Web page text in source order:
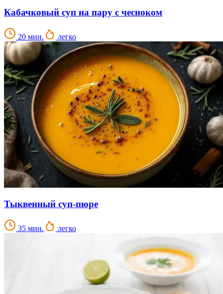
Кабачковый суп на пару с чесноком
20 мин. легко
Тыквенный суп-пюре
35 мин. легко